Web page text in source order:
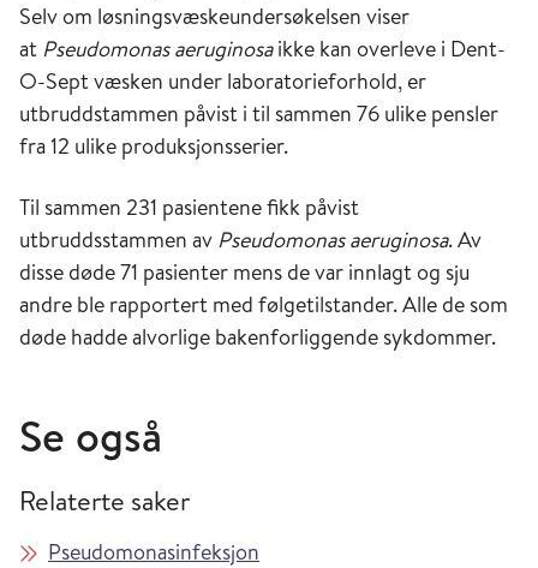
Selv om løsningsvæskeundersøkelsen viser
at Pseudomonas aeruginosaikke kan overleve i Dent-
O-Sept væsken under laboratorieforhold, er
utbruddstammen påvist i til sammen 76 ulike pensler
fra 12 ulike produksjonsserier.
Til sammen 231 pasientene fikk påvist
utbruddsstammen av Pseudomonas aeruginosa. Av
disse døde 71 pasienter mens de var innlagt og sju
andre ble rapportert med følgetilstander. Alle de som
døde hadde alvorlige bakenforliggende sykdommer.
Se også
Relaterte saker
Pseudomonasinfeksjon